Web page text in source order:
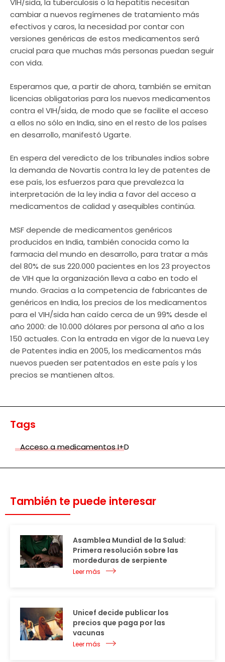
VIH/sida, la tuberculosis o la hepatitis necesitan
cambiar a nuevos regímenes de tratamiento más
efectivos y caros, la necesidad por contar con
versiones genéricas de estos medicamentos será
crucial para que muchas más personas puedan seguir
con vida.
Esperamos que, a partir de ahora, también se emitan
licencias obligatorias para los nuevos medicamentos
contra el VIH/sida, de modo que se facilite el acceso
a ellos no sólo en India, sino en el resto de los países
en desarrollo, manifestó Ugarte.
En espera del veredicto de los tribunales indios sobre
la demanda de Novartis contra la ley de patentes de
ese país, los esfuerzos para que prevalezca la
interpretación de la ley india a favor del acceso a
medicamentos de calidad y asequibles continúa.
MSF depende de medicamentos genéricos
producidos en India, también conocida como la
farmacia del mundo en desarrollo, para tratar a más
del 80% de sus 220.000 pacientes en los 23 proyectos
de VIH que la organización lleva a cabo en todo el
mundo. Gracias a la competencia de fabricantes de
genéricos en India, los precios de los medicamentos
para el VIH/sida han caído cerca de un 99% desde el
año 2000: de 10.000 dólares por persona al año a los
150 actuales. Con la entrada en vigor de la nueva Ley
de Patentes india en 2005, los medicamentos más
nuevos pueden ser patentados en este país y los
precios se mantienen altos.
Tags
Acceso a medicamentos I+D
También te puede interesar
Asamblea Mundial de la Salud:
Primera resolución sobre las
mordeduras de serpiente
Leer más
Unicef decide publicar los
precios que paga por las
vacunas
Leer más